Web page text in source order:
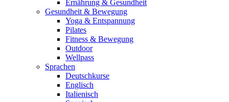
Ernährung & Gesundheit
Gesundheit & Bewegung
Yoga & Entspannung
Pilates
Fitness & Bewegung
Outdoor
Wellpass
Sprachen
Deutschkurse
Englisch
Italienisch